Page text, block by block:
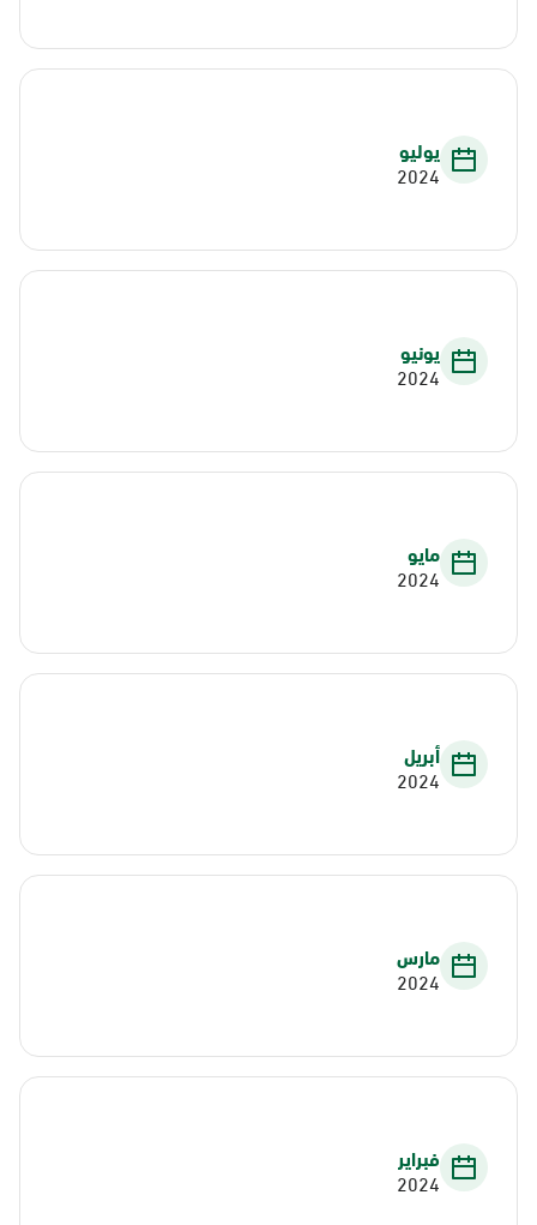
يوليو
2024
يونيو
2024
مايو
2024
أبريل
2024
مارس
2024
فبراير
2024